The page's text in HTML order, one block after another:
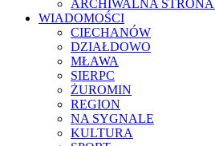
ARCHIWALNA
WIADOMOŚCI
CIECHANÓW
DZIAŁDOWO
MŁAWA
SIERPC
ŻUROMIN
REGION
NA SYGNALE
KULTURA